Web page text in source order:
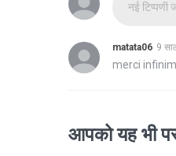
नई टिप्पणी
matata06 9
merci
आपको यह भी